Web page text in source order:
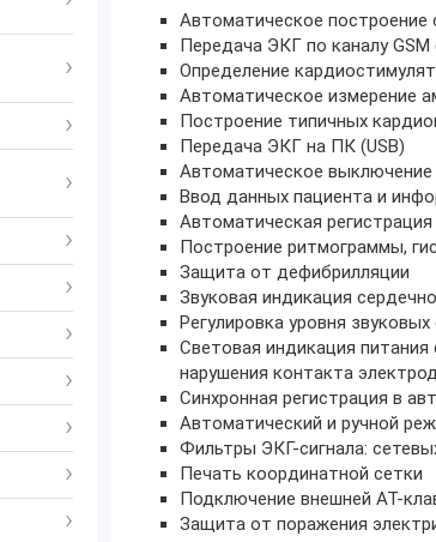
Автоматическое построение
Передача ЭКГ по каналу GSM
Определение
Автоматическое измерение
Построение типичных
Передача ЭКГ на ПК (USB)
Автоматическое выключение
Ввод данных пациента и
Автоматическая
Построение ритмограммы,
Защита от дефибрилляции
Звуковая индикация
Регулировка уровня звуковых
Световая индикация питания
нарушения контакта
Синхронная регистрация в
Автоматический и ручной
Фильтры ЭКГ-сигнала:
Печать координатной сетки
Подключение внешней АТ-
Защита от поражения